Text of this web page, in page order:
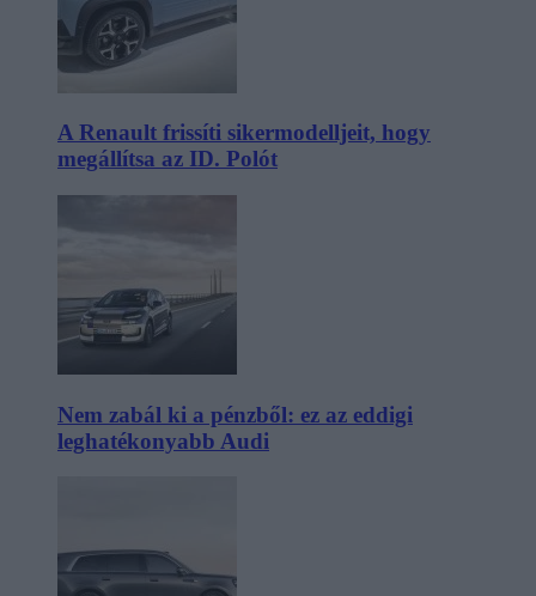
A Renault frissíti sikermodelljeit, hogy
megállítsa az ID. Polót
Nem zabál ki a pénzből: ez az eddigi
leghatékonyabb Audi